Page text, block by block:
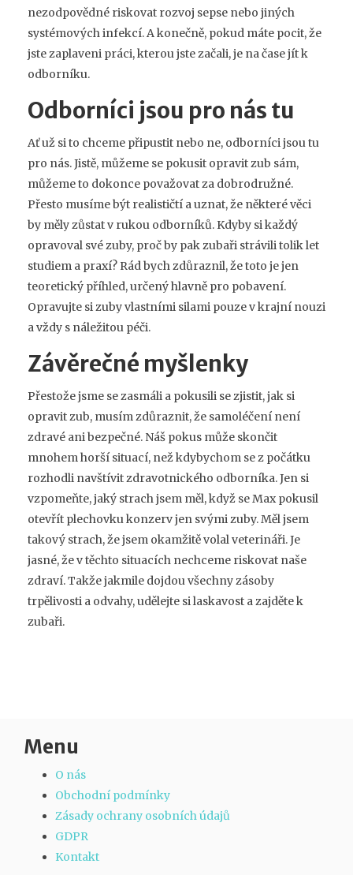
nezodpovědné riskovat rozvoj sepse nebo jiných
systémových infekcí. A konečně, pokud máte pocit, že
jste zaplaveni práci, kterou jste začali, je na čase jít k
odborníku.
Odborníci jsou pro nás tu
Ať už si to chceme připustit nebo ne, odborníci jsou tu
pro nás. Jistě, můžeme se pokusit opravit zub sám,
můžeme to dokonce považovat za dobrodružné.
Přesto musíme být realističtí a uznat, že některé věci
by měly zůstat v rukou odborníků. Kdyby si každý
opravoval své zuby, proč by pak zubaři strávili tolik let
studiem a praxí? Rád bych zdůraznil, že toto je jen
teoretický příhled, určený hlavně pro pobavení.
Opravujte si zuby vlastními silami pouze v krajní nouzi
a vždy s náležitou péči.
Závěrečné myšlenky
Přestože jsme se zasmáli a pokusili se zjistit, jak si
opravit zub, musím zdůraznit, že samoléčení není
zdravé ani bezpečné. Náš pokus může skončit
mnohem horší situací, než kdybychom se z počátku
rozhodli navštívit zdravotnického odborníka. Jen si
vzpomeňte, jaký strach jsem měl, když se Max pokusil
otevřít plechovku konzerv jen svými zuby. Měl jsem
takový strach, že jsem okamžitě volal veterináři. Je
jasné, že v těchto situacích nechceme riskovat naše
zdraví. Takže jakmile dojdou všechny zásoby
trpělivosti a odvahy, udělejte si laskavost a zajděte k
zubaři.
Menu
O nás
Obchodní podmínky
Zásady ochrany osobních údajů
GDPR
Kontakt